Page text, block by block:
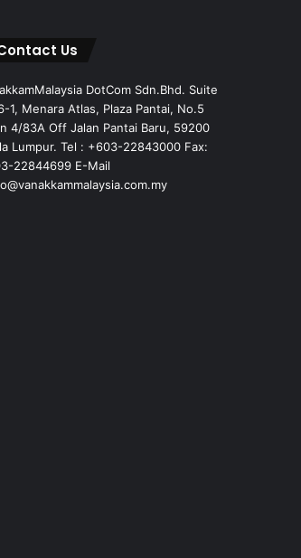
Us
DotCom Sdn.Bhd. Suite
1, Menara Atlas, Plaza Pantai, No.5
4/83A Off Jalan Pantai Baru, 59200
Lumpur. Tel : +603-22843000 Fax:
22844699 E-Mail